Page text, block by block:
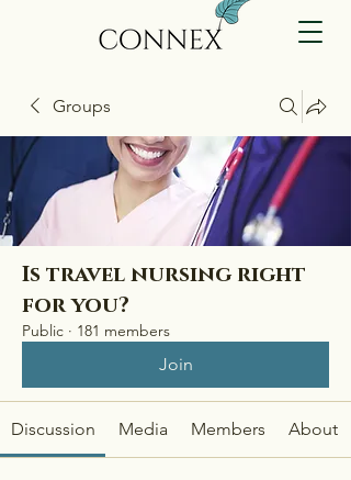
Groups
Is travel nursing right
for you?
Public · 181 members
Join
Discussion Media Members About